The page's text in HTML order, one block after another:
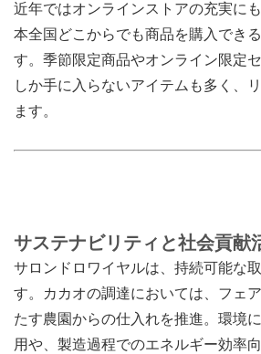
近年ではオンラインストアの充実に
本全国どこからでも商品を購入でき
す。季節限定商品やオンライン限定
しか手に入らないアイテムも多く、
ます。
サステナビリティと社会貢献
サロンドロワイヤルは、持続可能な
す。カカオの調達においては、フェ
たす農園からの仕入れを推進。環境
用や、製造過程でのエネルギー効率